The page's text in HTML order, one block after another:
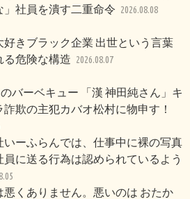
」社員を潰す二重命令 2026.08.08
好きブラック企業 出世という言葉
る危険な構造 2026.08.07
バーベキュー 「漢 神田純さん」キ
詐欺の主犯カバオ松村に物申す！
いーふらんでは、仕事中に裸の写真
員に送る行為は認められているよう
悪くありません。悪いのは おたか